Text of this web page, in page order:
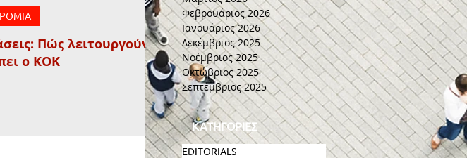
Πώς λειτουργούν
ο ΚΟΚ
Φεβρουάριος 2026
Ιανουάριος 2026
Δεκέμβριος 2025
Νοέμβριος 2025
Οκτώβριος 2025
Σεπτέμβριος 2025
ΚΑΤΗΓΟΡΙΕΣ
EDITORIALS